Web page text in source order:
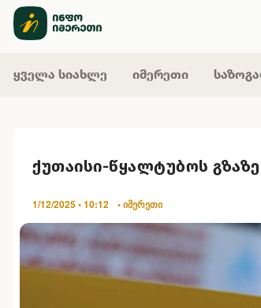
ყველა სიახლე იმერეთი
ქუთაისი-წყალტუბოს
1/12/2025 • 10:12 • იმერეთი